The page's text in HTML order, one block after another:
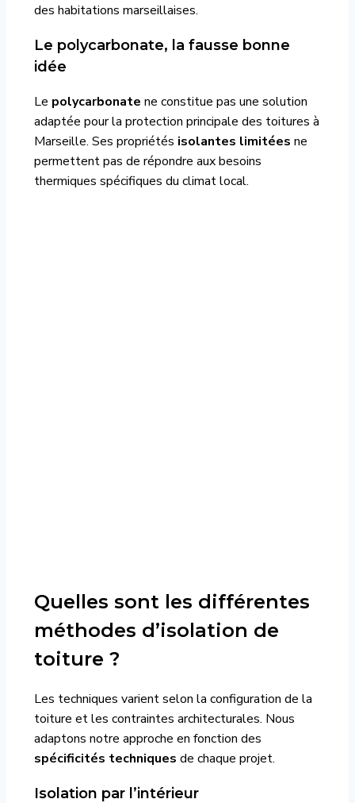
des habitations marseillaises.
Le polycarbonate, la fausse bonne
idée
Le polycarbonate ne constitue pas une solution
adaptée pour la protection principale des toitures à
Marseille. Ses propriétés isolantes limitées ne
permettent pas de répondre aux besoins
thermiques spécifiques du climat local.
Quelles sont les différentes
méthodes d’isolation de
toiture ?
Les techniques varient selon la configuration de la
toiture et les contraintes architecturales. Nous
adaptons notre approche en fonction des
spécificités techniques de chaque projet.
Isolation par l’intérieur